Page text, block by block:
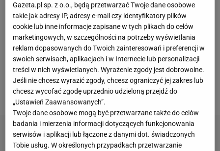
TysonaFury'ego i został niekwestionowanym
mistrzem świata
wagi ciężkiej. Pół roku później
ponownie obaj weszli do ringu i rezultat był taki sam,
choć pierwotnie Ukrainiec wygrał przez
niejednogłośną decyzję sędziowską, natomiast w
grudniu nikt nie miał wątpliwości co do jego triumfu.
Teraz szykuje się już do kolejnych pojedynków.
Gazeta.pl sp. z o.o., będą przetwarzać Twoje dane osobowe
takie jak adresy IP, adresy e-mail czy identyfikatory plików
cookie lub inne informacje zapisane w tych plikach do celów
marketingowych, w szczególności na potrzeby wyświetlania
reklam dopasowanych do Twoich zainteresowań i preferencji w
swoich serwisach, aplikacjach i w Internecie lub personalizacji
treści w nich wyświetlanych. Wyrażenie zgody jest dobrowolne.
Jeśli nie chcesz wyrazić zgody, chcesz ograniczyć jej zakres lub
chcesz wycofać zgodę uprzednio udzieloną przejdź do
„Ustawień Zaawansowanych”.
Twoje dane osobowe mogą być przetwarzane także do celów
badania i mierzenia informacji dotyczących funkcjonowania
serwisów i aplikacji lub łączone z danymi dot. świadczonych
Tobie usług. W określonych przypadkach przetwarzanie